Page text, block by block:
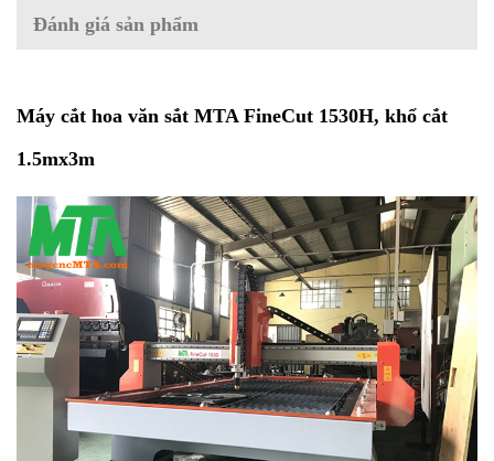
Đánh giá sản phẩm
Máy cắt hoa văn sắt MTA FineCut 1530H, khổ cắt
1.5mx3m